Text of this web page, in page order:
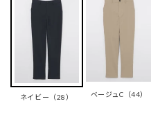
ネイビー（28） ベージュC（44）